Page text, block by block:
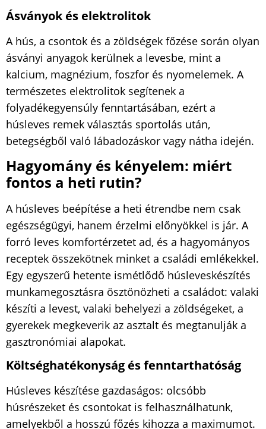
Ásványok és elektrolitok
A hús, a csontok és a zöldségek főzése során olyan
ásványi anyagok kerülnek a levesbe, mint a
kalcium, magnézium, foszfor és nyomelemek. A
természetes elektrolitok segítenek a
folyadékegyensúly fenntartásában, ezért a
húsleves remek választás sportolás után,
betegségből való lábadozáskor vagy nátha idején.
Hagyomány és kényelem: miért
fontos a heti rutin?
A húsleves beépítése a heti étrendbe nem csak
egészségügyi, hanem érzelmi előnyökkel is jár. A
forró leves komfortérzetet ad, és a hagyományos
receptek összekötnek minket a családi emlékekkel.
Egy egyszerű hetente ismétlődő húsleveskészítés
munkamegosztásra ösztönözheti a családot: valaki
készíti a levest, valaki behelyezi a zöldségeket, a
gyerekek megkeverik az asztalt és megtanulják a
gasztronómiai alapokat.
Költséghatékonyság és fenntarthatóság
Húsleves készítése gazdaságos: olcsóbb
húsrészeket és csontokat is felhasználhatunk,
amelyekből a hosszú főzés kihozza a maximumot.